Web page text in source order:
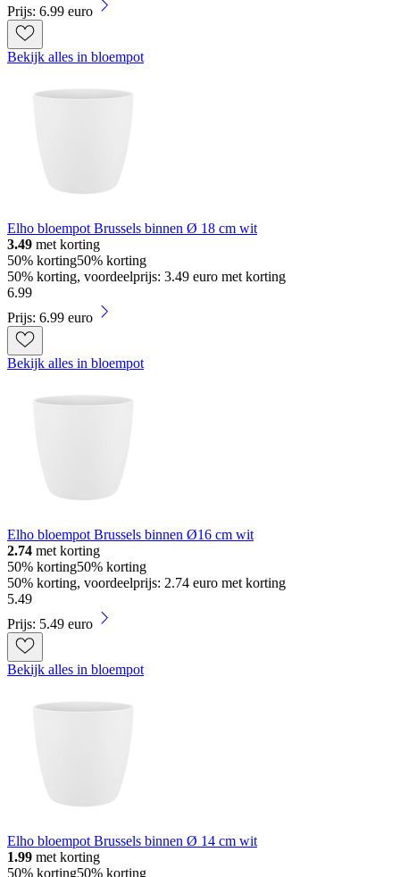
Prijs: 6.99 euro
Bekijk alles in bloempot
Elho bloempot Brussels binnen Ø 18 cm wit
3.49 met korting
50% korting50% korting
50% korting, voordeelprijs: 3.49 euro met korting
6.99
Prijs: 6.99 euro
Bekijk alles in bloempot
Elho bloempot Brussels binnen Ø16 cm wit
2.74 met korting
50% korting50% korting
50% korting, voordeelprijs: 2.74 euro met korting
5.49
Prijs: 5.49 euro
Bekijk alles in bloempot
Elho bloempot Brussels binnen Ø 14 cm wit
1.99 met korting
50% korting50% korting